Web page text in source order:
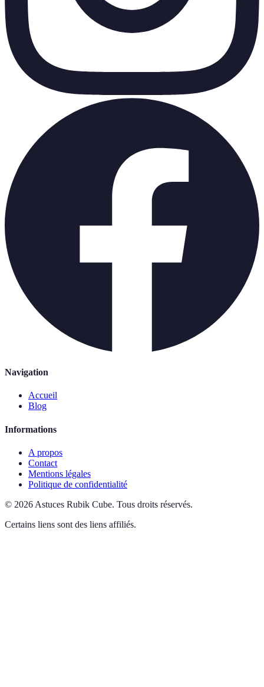
Navigation
Accueil
Blog
Informations
A propos
Contact
Mentions légales
Politique de confidentialité
© 2026 Astuces Rubik Cube. Tous droits réservés.
Certains liens sont des liens affiliés.